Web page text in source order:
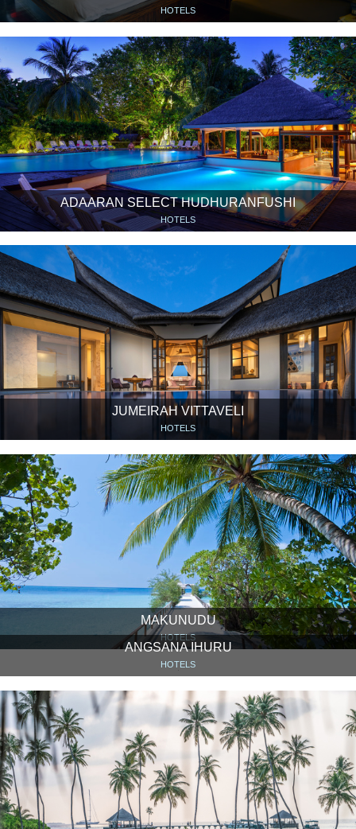
HOTELS
ADAARAN SELECT HUDHURANFUSHI
HOTELS
JUMEIRAH VITTAVELI
HOTELS
MAKUNUDU
HOTELS
ANGSANA IHURU
HOTELS